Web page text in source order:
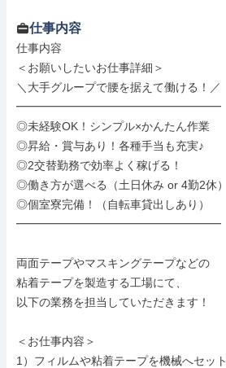
仕事内容
仕事内容
＜お願いしたいお仕事詳細＞
＼大手グループで腰を据えて働ける！／
━━━━━━━━━━━━━━━━━━
◎未経験OK！シンプル×かんたん作業
◎昇給・賞与あり！各種手当も充実♪
◎2交替勤務で効率よく稼げる！
◎働き方が選べる（土日休み or 4勤2休）
◎個室寮完備！（自転車貸出しあり）
━━━━━━━━━━━━━━━━━━
両面テープやマスキングテープなどの
粘着テープを製造する工場にて、
以下の業務を担当していただきます！
＜お仕事内容＞
1）フィルムや粘着テープを機械へセット